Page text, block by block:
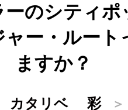
のシティポ
ー・ルート
ますか？
カタリベ 彩